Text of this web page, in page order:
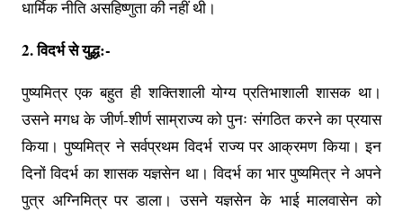
धार्मिक नीति असहिष्णुता की नहीं थी।
2. विदर्भ से युद्ध:-
पुष्यमित्र एक बहुत ही शक्तिशाली योग्य प्रतिभाशाली शासक था।
उसने मगध के जीर्ण-शीर्ण साम्राज्य को पुनः संगठित करने का प्रयास
किया। पुष्यमित्र ने सर्वप्रथम विदर्भ राज्य पर आक्रमण किया। इन
दिनों विदर्भ का शासक यज्ञसेन था। विदर्भ का भार पुष्यमित्र ने अपने
पुत्र अग्निमित्र पर डाला। उसने यज्ञसेन के भाई मालवासेन को